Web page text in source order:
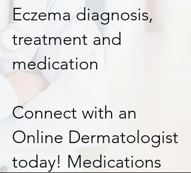
Eczema diagnosis,
treatment and
medication
Connect with an
Online Dermatologist
today! Medications